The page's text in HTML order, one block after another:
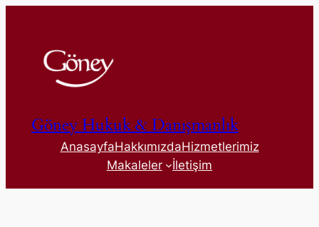
Göney Hukuk & Danışmanlık
AnasayfaHakkımızdaHizmetlerimiz
Makaleler
İletişim